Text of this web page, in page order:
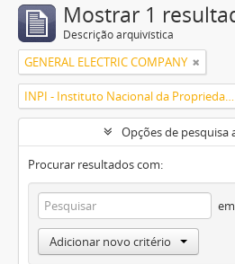
Mostrar 1
Descrição arquivística
GENERAL ELECTRIC COMPANY
INPI - Instituto Nacional da Propriedade Industrial
Opções de pesquisa
Procurar resultados com:
em
Adicionar novo critério